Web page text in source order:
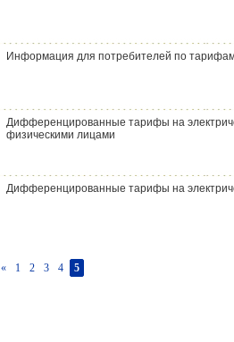
Информация для потребителей по
Дифференцированные тарифы на
физическими лицами
Дифференцированные тарифы на
« 1 2 3 4 5